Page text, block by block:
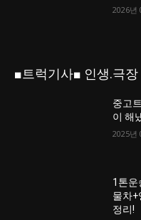
2026년
■트럭기사■ 인생.극장
중고
이 해
2025년
1톤운
물차+
정리!